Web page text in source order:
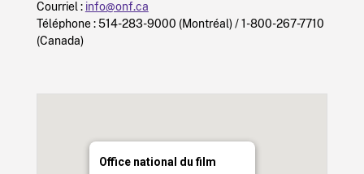
Courriel : info@onf.ca
Téléphone : 514-283-9000 (Montréal) / 1-800-267-7710
(Canada)
Office national du film